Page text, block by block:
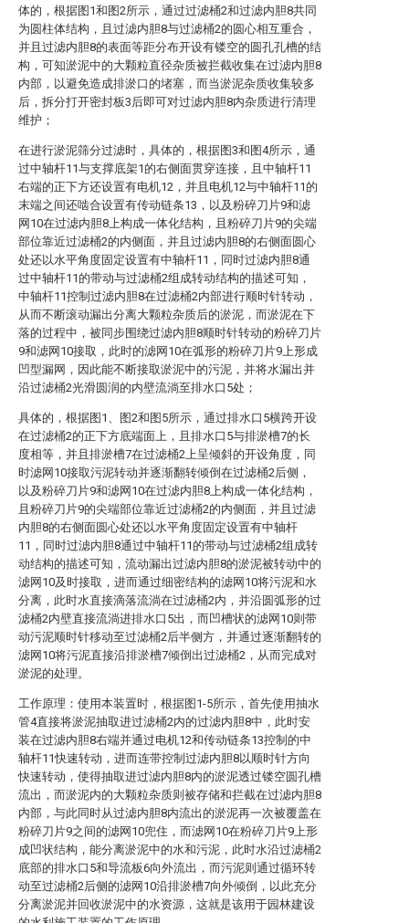
体的，根据图1和图2所示，通过过滤桶2和过滤内胆8共同
为圆柱体结构，且过滤内胆8与过滤桶2的圆心相互重合，
并且过滤内胆8的表面等距分布开设有镂空的圆孔孔槽的结
构，可知淤泥中的大颗粒直径杂质被拦截收集在过滤内胆8
内部，以避免造成排淤口的堵塞，而当淤泥杂质收集较多
后，拆分打开密封板3后即可对过滤内胆8内杂质进行清理
维护；
在进行淤泥筛分过滤时，具体的，根据图3和图4所示，通
过中轴杆11与支撑底架1的右侧面贯穿连接，且中轴杆11
右端的正下方还设置有电机12，并且电机12与中轴杆11的
末端之间还啮合设置有传动链条13，以及粉碎刀片9和滤
网10在过滤内胆8上构成一体化结构，且粉碎刀片9的尖端
部位靠近过滤桶2的内侧面，并且过滤内胆8的右侧面圆心
处还以水平角度固定设置有中轴杆11，同时过滤内胆8通
过中轴杆11的带动与过滤桶2组成转动结构的描述可知，
中轴杆11控制过滤内胆8在过滤桶2内部进行顺时针转动，
从而不断滚动漏出分离大颗粒杂质后的淤泥，而淤泥在下
落的过程中，被同步围绕过滤内胆8顺时针转动的粉碎刀片
9和滤网10接取，此时的滤网10在弧形的粉碎刀片9上形成
凹型漏网，因此能不断接取淤泥中的污泥，并将水漏出并
沿过滤桶2光滑圆润的内壁流淌至排水口5处；
具体的，根据图1、图2和图5所示，通过排水口5横跨开设
在过滤桶2的正下方底端面上，且排水口5与排淤槽7的长
度相等，并且排淤槽7在过滤桶2上呈倾斜的开设角度，同
时滤网10接取污泥转动并逐渐翻转倾倒在过滤桶2后侧，
以及粉碎刀片9和滤网10在过滤内胆8上构成一体化结构，
且粉碎刀片9的尖端部位靠近过滤桶2的内侧面，并且过滤
内胆8的右侧面圆心处还以水平角度固定设置有中轴杆
11，同时过滤内胆8通过中轴杆11的带动与过滤桶2组成转
动结构的描述可知，流动漏出过滤内胆8的淤泥被转动中的
滤网10及时接取，进而通过细密结构的滤网10将污泥和水
分离，此时水直接滴落流淌在过滤桶2内，并沿圆弧形的过
滤桶2内壁直接流淌进排水口5出，而凹槽状的滤网10则带
动污泥顺时针移动至过滤桶2后半侧方，并通过逐渐翻转的
滤网10将污泥直接沿排淤槽7倾倒出过滤桶2，从而完成对
淤泥的处理。
工作原理：使用本装置时，根据图1-5所示，首先使用抽水
管4直接将淤泥抽取进过滤桶2内的过滤内胆8中，此时安
装在过滤内胆8右端并通过电机12和传动链条13控制的中
轴杆11快速转动，进而连带控制过滤内胆8以顺时针方向
快速转动，使得抽取进过滤内胆8内的淤泥透过镂空圆孔槽
流出，而淤泥内的大颗粒杂质则被存储和拦截在过滤内胆8
内部，与此同时从过滤内胆8内流出的淤泥再一次被覆盖在
粉碎刀片9之间的滤网10兜住，而滤网10在粉碎刀片9上形
成凹状结构，能分离淤泥中的水和污泥，此时水沿过滤桶2
底部的排水口5和导流板6向外流出，而污泥则通过循环转
动至过滤桶2后侧的滤网10沿排淤槽7向外倾倒，以此充分
分离淤泥并回收淤泥中的水资源，这就是该用于园林建设